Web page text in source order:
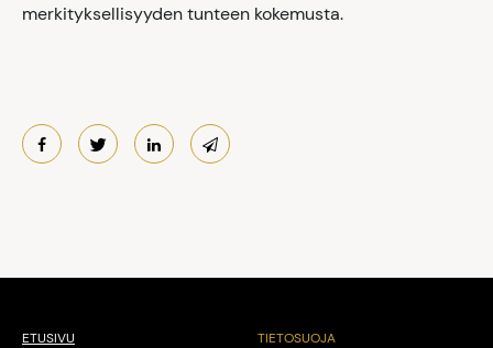
merkityksellisyyden tunteen kokemusta.
ETUSIVU
TIETOSUOJA